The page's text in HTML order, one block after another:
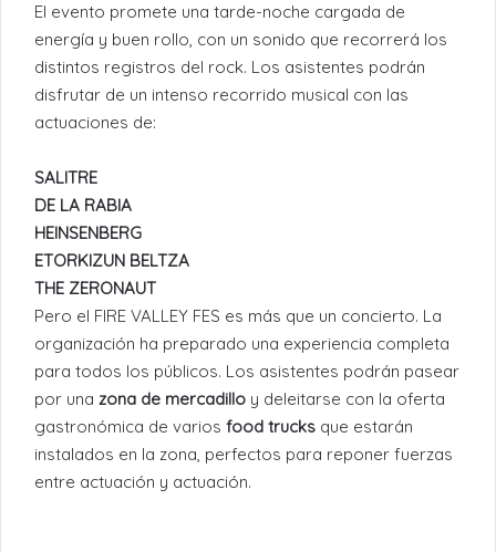
El evento promete una tarde-noche cargada de
energía y buen rollo, con un sonido que recorrerá los
distintos registros del rock. Los asistentes podrán
disfrutar de un intenso recorrido musical con las
actuaciones de:
SALITRE
DE LA RABIA
HEINSENBERG
ETORKIZUN BELTZA
THE ZERONAUT
Pero el FIRE VALLEY FES es más que un concierto. La
organización ha preparado una experiencia completa
para todos los públicos. Los asistentes podrán pasear
por una zona de mercadillo y deleitarse con la oferta
gastronómica de varios food trucks que estarán
instalados en la zona, perfectos para reponer fuerzas
entre actuación y actuación.